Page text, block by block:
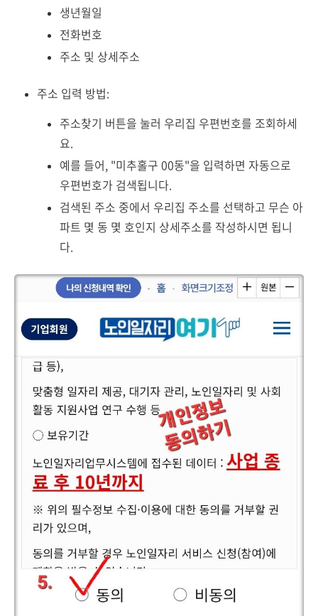
생년월일
전화번호
주소 및 상세주소
주소 입력 방법:
주소찾기 버튼을 눌러 우리집 우편번호를 조회하세
요.
예를 들어, "미추홀구 00동"을 입력하면 자동으로
우편번호가 검색됩니다.
검색된 주소 중에서 우리집 주소를 선택하고 무슨 아
파트 몇 동 몇 호인지 상세주소를 작성하시면 됩니
다.